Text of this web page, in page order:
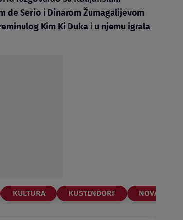
de Serio i Dinarom Žumagalijevom
Kim Ki Duka i u njemu igrala
KULTURA KUSTENDORF NOVA.RS